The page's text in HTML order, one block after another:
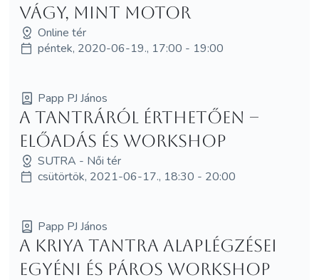
vágy, mint motor
Online tér
péntek, 2020-06-19., 17:00 - 19:00
Papp PJ János
A tantráról érthetően –
előadás és workshop
SUTRA - Női tér
csütörtök, 2021-06-17., 18:30 - 20:00
Papp PJ János
A Kriya Tantra alaplégzései
egyéni és páros workshop